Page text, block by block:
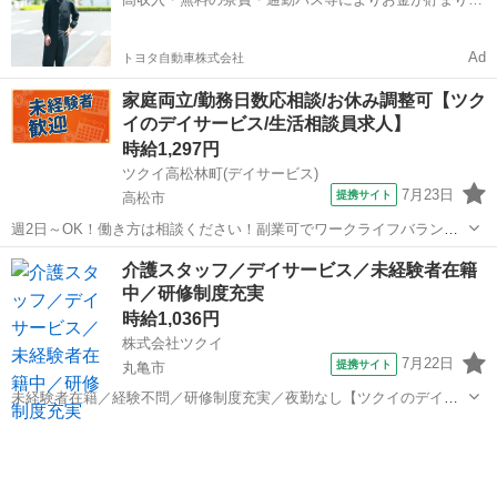
トヨタ自動車株式会社 Ad
家庭両立/勤務日数応相談/お休み調整可【ツク
イのデイサービス/生活相談員求人】
時給1,297円
ツクイ高松林町(デイサービス)
高松市
提携サイト 7月23日
週2日～OK！働き方は相談ください！副業可でワークライフバランス
◎あなたに合った働き方が探せます！ ★☆ 働きやすいメリット多数
★☆ ＼＼サービス・職種の魅力／／ 生活相談員はサービスの質の向上
における重要なキーパーソ...
香川 介護
介護スタッフ／デイサービス／未経験者在籍
中／研修制度充実
時給1,036円
株式会社ツクイ
丸亀市
提携サイト 7月22日
未経験者在籍／経験不問／研修制度充実／夜勤なし【ツクイのデイサ
ービス／介護スタッフ求人】 充実な制度で働く方を大切にしています